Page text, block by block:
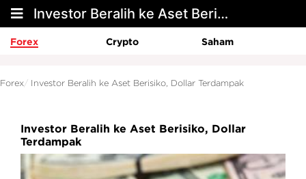
Investor Beralih ke Aset Berisiko, Dollar Terdampak
Forex Crypto Saham
Forex Investor Beralih ke Aset Berisiko, Dollar Terdampak
Investor Beralih ke Aset Berisiko, Dollar
Terdampak